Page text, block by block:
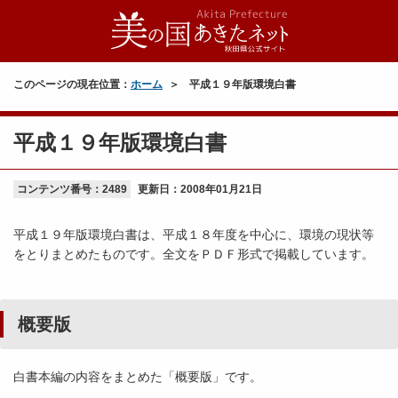
このページの現在位置： ホーム 平成１９年版環境白書
平成１９年版環境白書
コンテンツ番号：2489 更新日： 2008年01月21日
平成１９年版環境白書は、平成１８年度を中心に、環境の現状等
をとりまとめたものです。全文をＰＤＦ形式で掲載しています。
概要版
白書本編の内容をまとめた「概要版」です。